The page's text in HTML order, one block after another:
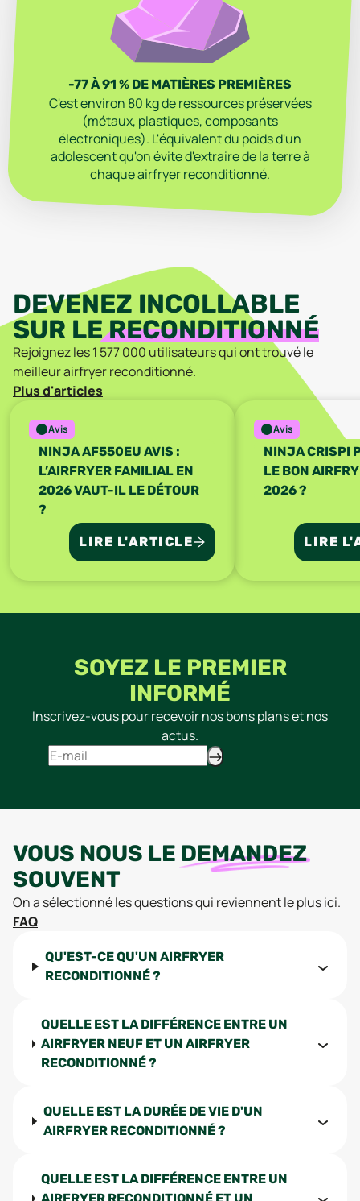
-77 À 91 % DE MATIÈRES PREMIÈRES
C'est environ 80 kg de ressources préservées
(métaux, plastiques, composants
électroniques). L'équivalent du poids d'un
adolescent qu'on évite d'extraire de la terre à
chaque airfryer reconditionné.
DEVENEZ INCOLLABLE
SUR LE RECONDITIONNÉ
Rejoignez les1 577 000 utilisateurs qui ont trouvéle
meilleurairfryerreconditionné.
Plus d'articles
Avis
NINJA AF550EU AVIS :
L’AIRFRYER FAMILIAL EN
2026 VAUT-IL LE DÉTOUR
?
LIRE L'ARTICLE
Avis
NINJA CRISPI
LE BON
2026 ?
LIRE
SOYEZ LE PREMIER
INFORMÉ
Inscrivez-vous pour recevoir nos bons plans et nos
actus.
VOUS NOUS LE DEMANDEZ
SOUVENT
On a sélectionné les questions qui reviennent le plus ici.
FAQ
QU'EST-CE QU'UN AIRFRYER
RECONDITIONNÉ ?
QUELLE EST LA DIFFÉRENCE ENTRE UN
AIRFRYER NEUF ET UN AIRFRYER
RECONDITIONNÉ ?
QUELLE EST LA DURÉE DE VIE D'UN
AIRFRYER RECONDITIONNÉ ?
QUELLE EST LA DIFFÉRENCE ENTRE UN